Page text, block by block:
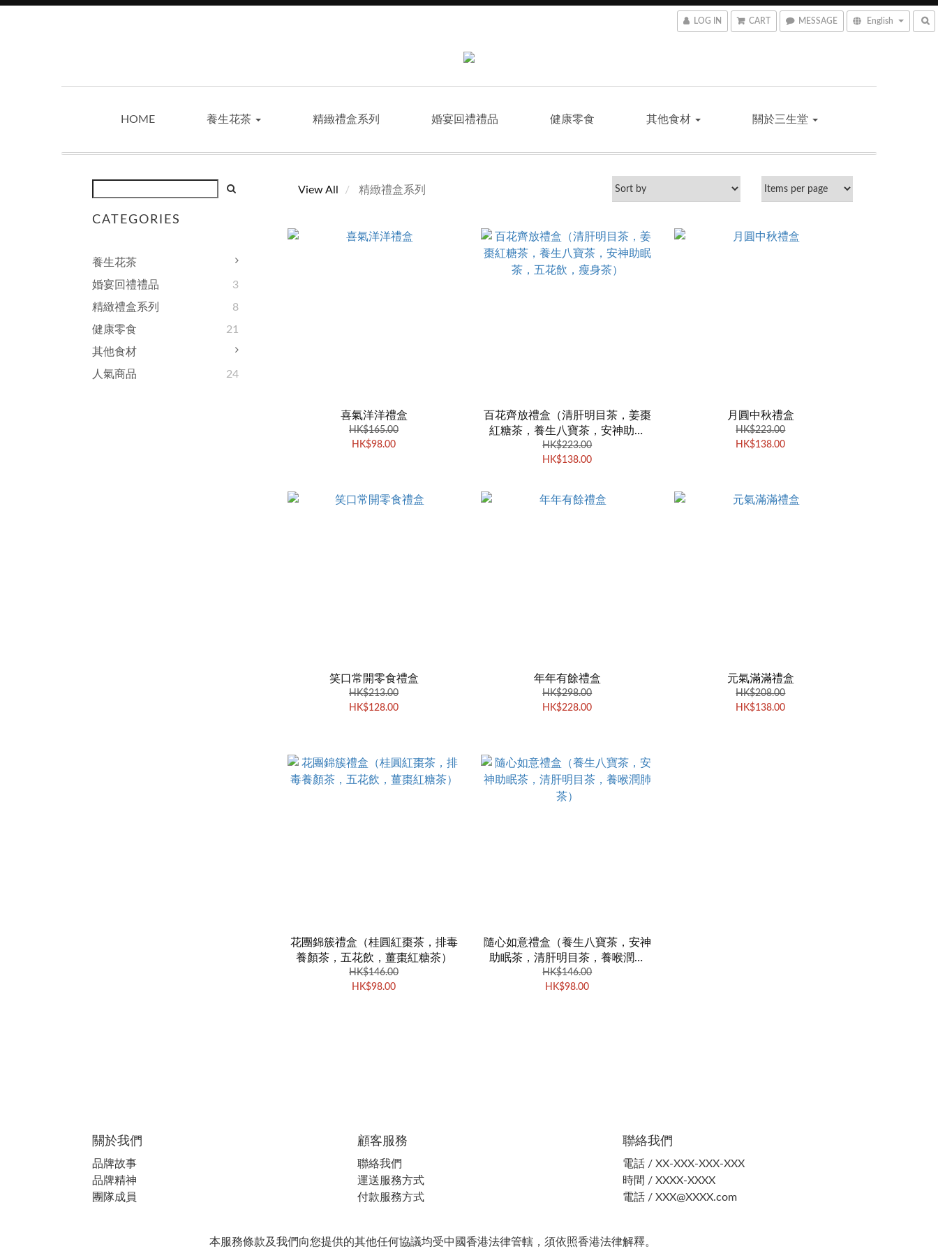
LOG IN CART MESSAGE English
HOME 養生花茶 精緻禮盒系列 婚宴回禮禮品 健康零食 其他食材 關於三生堂
CATEGORIES
養生花茶
婚宴回禮禮品
3
精緻禮盒系列
8
健康零食
21
其他食材
人氣商品
24
View All 精緻禮盒系列
喜氣洋洋禮盒
HK$165.00
HK$98.00
百花齊放禮盒（清肝明目茶，姜棗
紅糖茶，養生八寶茶，安神助眠
茶，五花飲，瘦身茶）
HK$223.00
HK$138.00
月圓中秋禮盒
HK$223.00
HK$138.00
笑口常開零食禮盒
HK$213.00
HK$128.00
年年有餘禮盒
HK$298.00
HK$228.00
元氣滿滿禮盒
HK$208.00
HK$138.00
花團錦簇禮盒（桂圓紅棗茶，排毒
養顏茶，五花飲，薑棗紅糖茶）
HK$146.00
HK$98.00
隨心如意禮盒（養生八寶茶，安神
助眠茶，清肝明目茶，養喉潤肺
茶）
HK$146.00
HK$98.00
關於我們
品牌故事
品牌精神
團隊成員
顧客服務
聯絡我們
運送服務方式
付款服務方式
聯絡我們
電話 / XX-XXX-XXX-XXX
時間 / XXXX-XXXX
電話 / XXX@XXXX.com
本服務條款及我們向您提供的其他任何協議均受中國香港法律管轄，須依照香港法律解釋。